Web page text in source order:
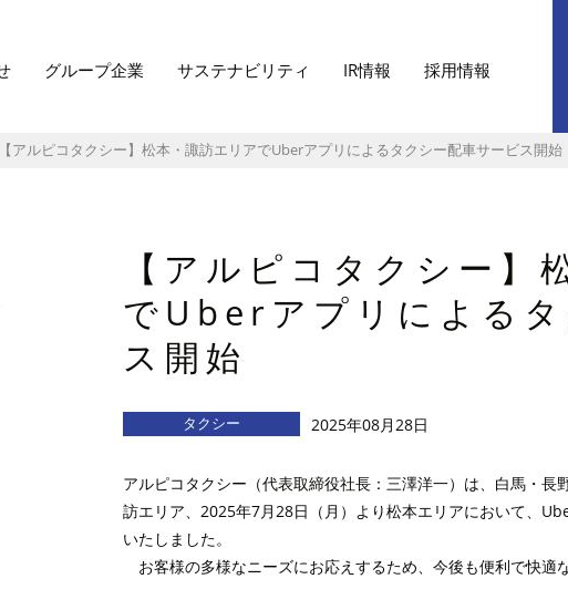
グループ企業 サステナビリティ IR情報 採用情報
ルピコタクシー】松本・諏訪エリアでUberアプリによるタクシー配車サービス開始
【アルピコタクシー】
でUberアプリによる
ス開始
タクシー 2025年08月28日
アルピコタクシー（代表取締役社長：三澤洋一）は、白馬・
訪エリア、2025年7月28日（月）より松本エリアにおいて、
いたしました。
お客様の多様なニーズにお応えするため、今後も便利で快適